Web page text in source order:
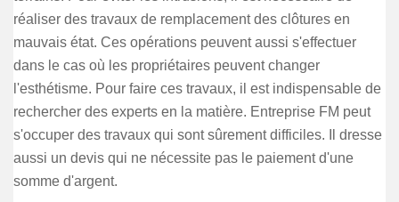
réaliser des travaux de remplacement des clôtures en
mauvais état. Ces opérations peuvent aussi s'effectuer
dans le cas où les propriétaires peuvent changer
l'esthétisme. Pour faire ces travaux, il est indispensable de
rechercher des experts en la matière. Entreprise FM peut
s'occuper des travaux qui sont sûrement difficiles. Il dresse
aussi un devis qui ne nécessite pas le paiement d'une
somme d'argent.